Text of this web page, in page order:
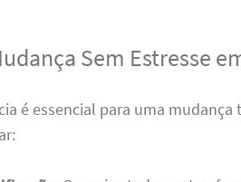
Sem Estresse
é essencial para uma